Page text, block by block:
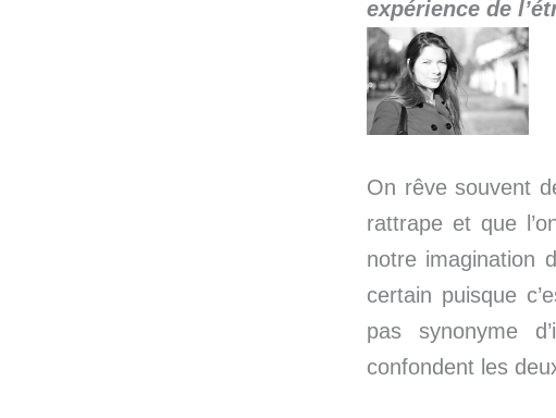
expérience de
On rêve souvent
rattrape et que
notre imagination
certain puisque
pas synonyme
confondent les